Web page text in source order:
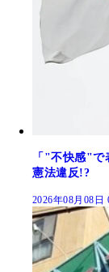
「"不快感"で
憲法違反!?
2026年08月08日